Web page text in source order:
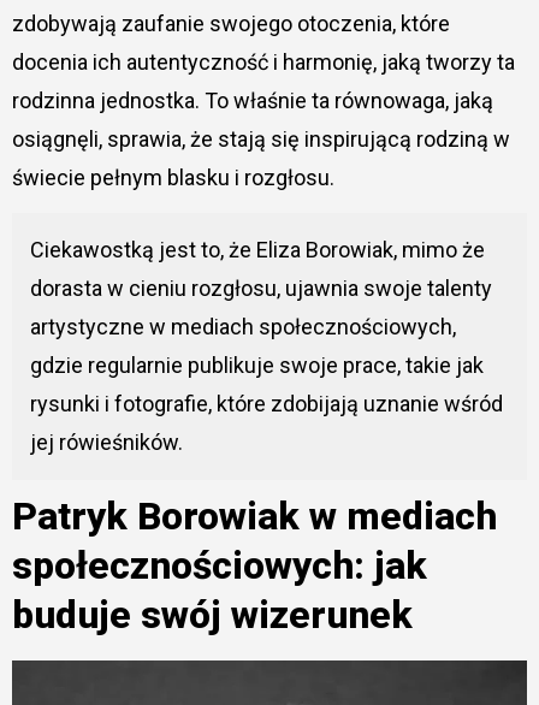
zdobywają zaufanie swojego otoczenia, które
docenia ich autentyczność i harmonię, jaką tworzy ta
rodzinna jednostka. To właśnie ta równowaga, jaką
osiągnęli, sprawia, że stają się inspirującą rodziną w
świecie pełnym blasku i rozgłosu.
Ciekawostką jest to, że Eliza Borowiak, mimo że
dorasta w cieniu rozgłosu, ujawnia swoje talenty
artystyczne w mediach społecznościowych,
gdzie regularnie publikuje swoje prace, takie jak
rysunki i fotografie, które zdobijają uznanie wśród
jej rówieśników.
Patryk Borowiak w mediach
społecznościowych: jak
buduje swój wizerunek